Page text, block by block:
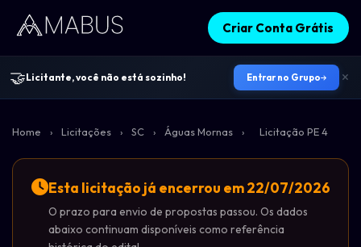
Criar Conta Grátis
🤝Licitante, você não está sozinho! Entrar no Grupo
Home › Licitações › SC › Águas Mornas › Licitação PE 4
Esta licitação já encerrou em 22/07/2026
O prazo para envio de propostas passou. Os dados
abaixo continuam disponíveis como referência